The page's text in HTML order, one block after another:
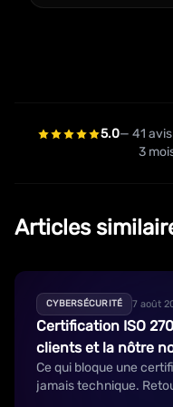
5.0— 41 avis
3
Articles
CYBERSÉCURITÉ 7 août
Certification ISO
clients et la nôtre
Ce qui bloque une
jamais technique.